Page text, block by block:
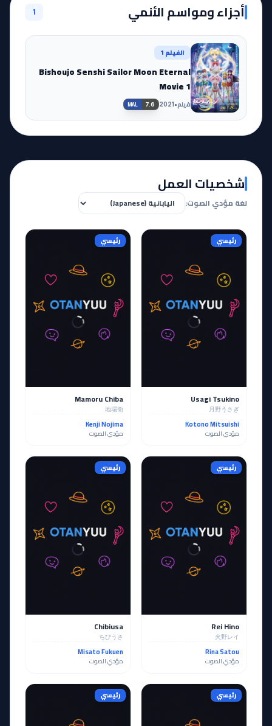
أجزاء ومواسم الأنمي 1
الفيلم 1
Bishoujo Senshi Sailor Moon Eternal
Movie 1
فيلم•
2021
MAL 7.6
شخصيات العمل
لغة مؤدي الصوت:
رئيسي
Usagi Tsukino
月野うさぎ
Kotono Mitsuishi
مؤدي الصوت
رئيسي
Mamoru Chiba
地場衛
Kenji Nojima
مؤدي الصوت
رئيسي
Rei Hino
火野レイ
Rina Satou
مؤدي الصوت
رئيسي
Chibiusa
ちびうさ
Misato Fukuen
مؤدي الصوت
رئيسي رئيسي